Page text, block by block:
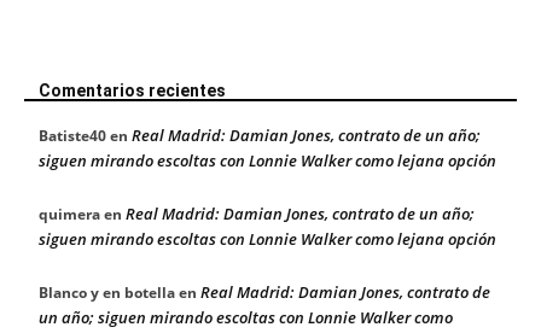
Comentarios recientes
Batiste40en Real Madrid: Damian Jones, contrato de un año;
siguen mirando escoltas con Lonnie Walker como lejana opción
quimeraen Real Madrid: Damian Jones, contrato de un año;
siguen mirando escoltas con Lonnie Walker como lejana opción
Blanco y en botellaen Real Madrid: Damian Jones, contrato de
un año; siguen mirando escoltas con Lonnie Walker como